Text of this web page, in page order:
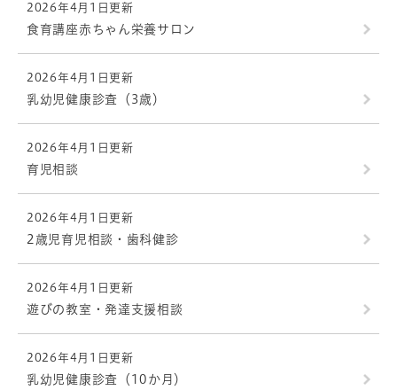
2026年4月1日更新
食育講座赤ちゃん栄養サロン
2026年4月1日更新
乳幼児健康診査（3歳）
2026年4月1日更新
育児相談
2026年4月1日更新
2歳児育児相談・歯科健診
2026年4月1日更新
遊びの教室・発達支援相談
2026年4月1日更新
乳幼児健康診査（10か月）